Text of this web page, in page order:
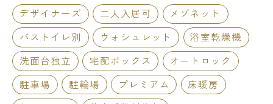
デザイナーズ 二人入居可
メゾネット
バストイレ別
ウォシュレット
浴室乾燥機
洗面台独立
宅配ボックス
オートロック
駐車場
駐輪場 プレミアム
床暖房